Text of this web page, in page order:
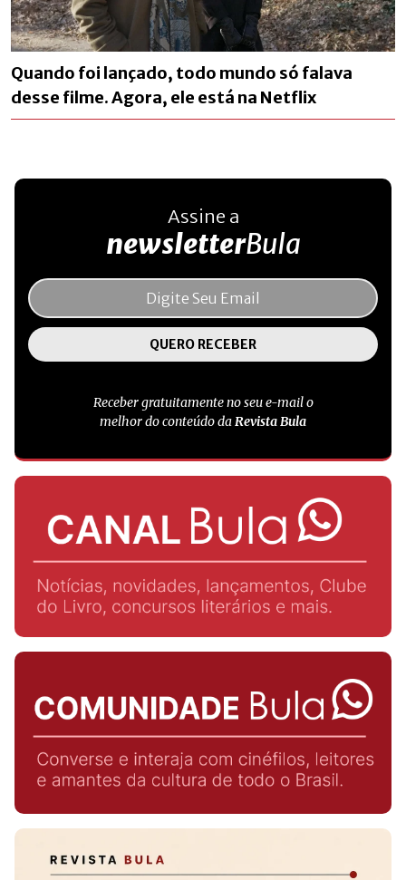
Quando foi lançado, todo mundo só falava
desse filme. Agora, ele está na Netflix
Assine a
newsletterBula
Receber gratuitamente no seu e-mail o
melhor do conteúdo daRevista Bula